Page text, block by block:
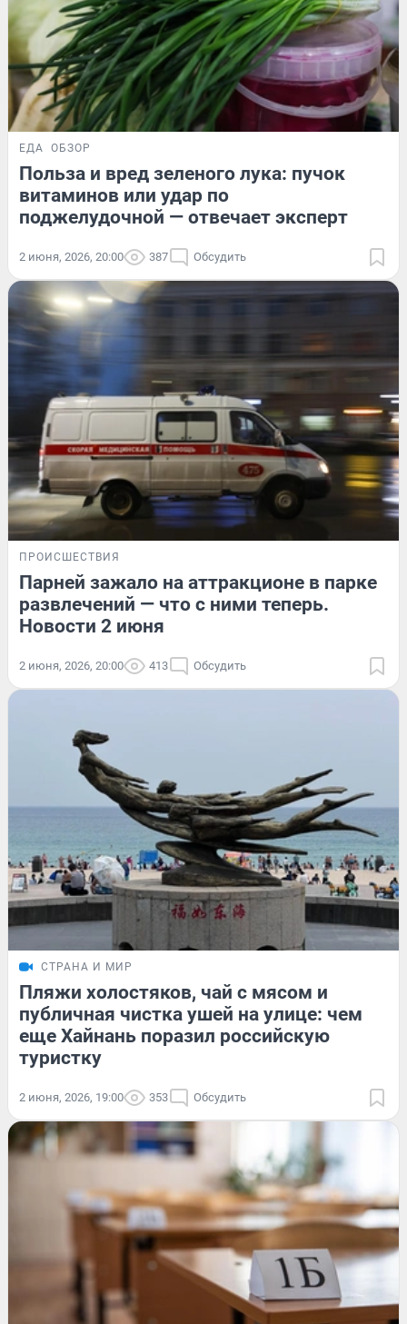
ЕДА ОБЗОР
Польза и вред зеленого лука: пучок
витаминов или удар по
поджелудочной — отвечает эксперт
2 июня, 2026, 20:00 387 Обсудить
ПРОИСШЕСТВИЯ
Парней зажало на аттракционе в парке
развлечений — что с ними теперь.
Новости 2 июня
2 июня, 2026, 20:00 413 Обсудить
СТРАНА И МИР
Пляжи холостяков, чай с мясом и
публичная чистка ушей на улице: чем
еще Хайнань поразил российскую
туристку
2 июня, 2026, 19:00 353 Обсудить